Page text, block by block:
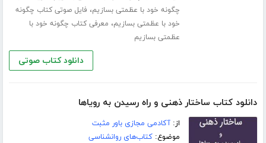
چگونه خود با عظمتی بسازیم، فایل صوتی کتاب چگونه
خود با عظمتی بسازیم، معرفی کتاب چگونه خود با
عظمتی بسازیم
دانلود کتاب صوتی
دانلود کتاب ساختار ذهنی و راه رسیدن به رویاها
از:آکادمی مجازی باور مثبت
موضوع:کتاب‌های روانشناسی